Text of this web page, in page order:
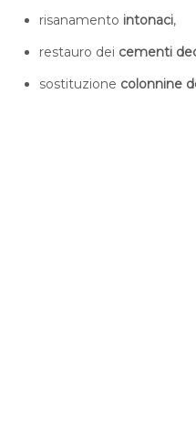
risanamento intonaci,
restauro dei cementi
sostituzione colonnine